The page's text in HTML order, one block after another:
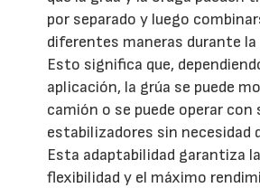
por separado y luego
diferentes maneras durante la
Esto significa que,
aplicación, la grúa se puede
camión o se puede operar con
estabilizadores sin necesidad
Esta adaptabilidad garantiza
flexibilidad y el máximo